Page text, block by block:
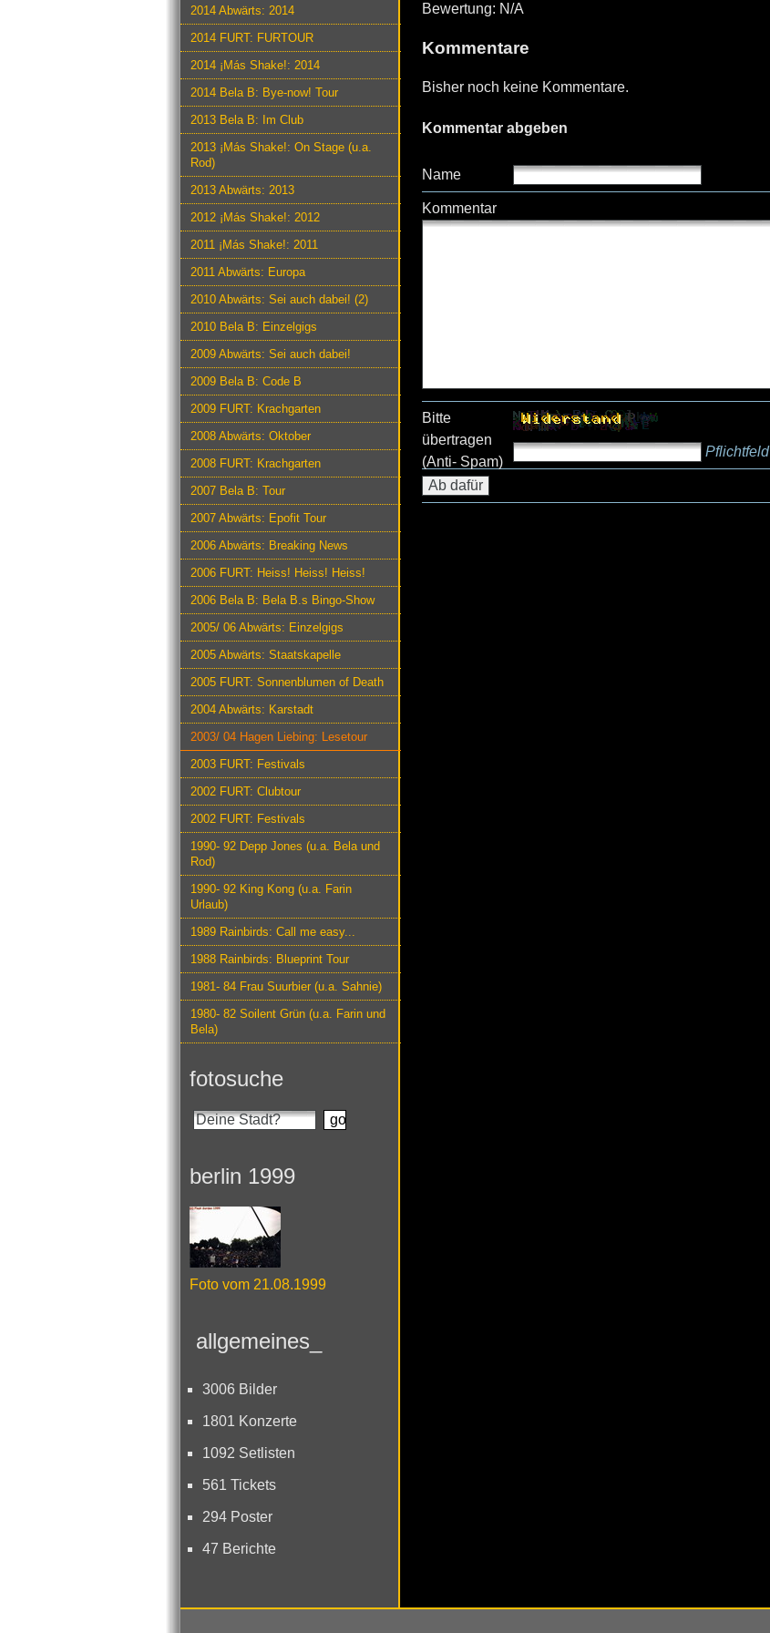
2014 Abwärts: 2014
2014 FURT: FURTOUR
2014 ¡Más Shake!: 2014
2014 Bela B: Bye-now! Tour
2013 Bela B: Im Club
2013 ¡Más Shake!: On Stage (u.a.
Rod)
2013 Abwärts: 2013
2012 ¡Más Shake!: 2012
2011 ¡Más Shake!: 2011
2011 Abwärts: Europa
2010 Abwärts: Sei auch dabei! (2)
2010 Bela B: Einzelgigs
2009 Abwärts: Sei auch dabei!
2009 Bela B: Code B
2009 FURT: Krachgarten
2008 Abwärts: Oktober
2008 FURT: Krachgarten
2007 Bela B: Tour
2007 Abwärts: Epofit Tour
2006 Abwärts: Breaking News
2006 FURT: Heiss! Heiss! Heiss!
2006 Bela B: Bela B.s Bingo-Show
2005/ 06 Abwärts: Einzelgigs
2005 Abwärts: Staatskapelle
2005 FURT: Sonnenblumen of Death
2004 Abwärts: Karstadt
2003/ 04 Hagen Liebing: Lesetour
2003 FURT: Festivals
2002 FURT: Clubtour
2002 FURT: Festivals
1990- 92 Depp Jones (u.a. Bela und
Rod)
1990- 92 King Kong (u.a. Farin
Urlaub)
1989 Rainbirds: Call me easy...
1988 Rainbirds: Blueprint Tour
1981- 84 Frau Suurbier (u.a. Sahnie)
1980- 82 Soilent Grün (u.a. Farin und
Bela)
fotosuche
berlin 1999
Foto vom 21.08.1999
allgemeines_
3006 Bilder
1801 Konzerte
1092 Setlisten
561 Tickets
294 Poster
47 Berichte
Bewertung: N/A
Kommentare
Bisher noch keine Kommentare.
Kommentar abgeben
Name
Kommentar
Bitte
übertragen
(Anti- Spam)
Pflichtfeld